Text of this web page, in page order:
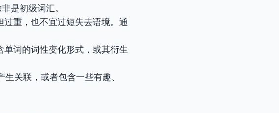
是初级词汇。
重，也不宜过短失去语境。通
词的词性变化形式，或其衍生
关联，或者包含一些有趣、